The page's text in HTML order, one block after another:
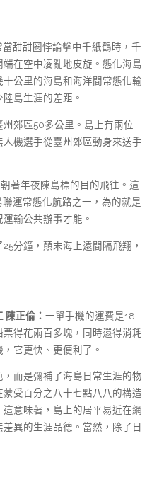
甜甜圈悖論擊中千紙鶴時，千
在空中凌亂地皮旋。態化海島
公里的海島和海洋間常態化輸
島生涯的差距。
郊區50多公里。島上有兩位
機選手從臺州郊區動身來送手
著年夜陳島標的目的飛往。這
運常態化航路之一，為的就是
輸公共辦事才能。
分鐘，顛末海上遠間隔飛翔，
陳正倫： 一單手機的運費是18
得花兩百多塊，同時還得消耗
它更快、更便利了。
而是彌補了海島日常生涯的物
受百分之八十七點八八的構造
意味著，島上的居平易近在網
異的生涯品德。當然，除了日